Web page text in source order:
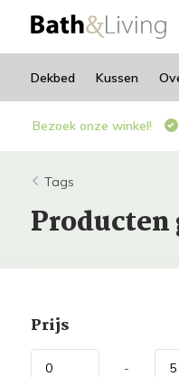
Dekbed Kussen
Bezoek onze winkel!
Tags
Producten
Prijs
-